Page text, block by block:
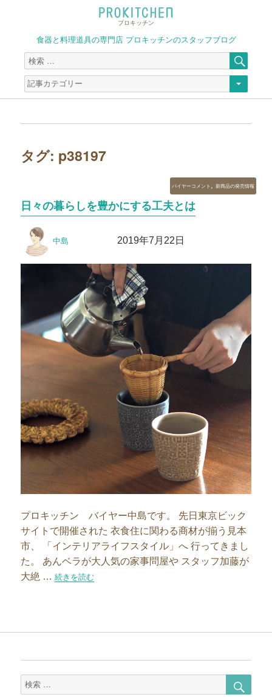
プロキッチン
食器と料理道具の専門店 プロキッチンのスタッフブログ
検
索
対
象:
索
タグ: p38197
日々の暮らしを豊かにする工夫とは
稿
中島 2019年7月22日
カ
テ
ゴ
バイヤーコメント 新商品の発売情報
プロキッチン バイヤー中島です。 先日東京ビック
サイトで開催された 衣食住に関わる商材が揃う見本
市、 「インテリアライフスタイル」へ 行ってきまし
た。 あんベラが大人気の家事問屋や スタッフ加藤が
大絶 …“日々の暮らしを豊かにする工夫とは”の
続きを読む
検
索
索